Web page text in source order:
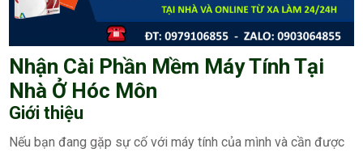
Nhận Cài Phần Mềm Máy Tính Tại
Nhà Ở Hóc Môn
Giới thiệu
Nếu bạn đang gặp sự cố với máy tính của mình và cần được